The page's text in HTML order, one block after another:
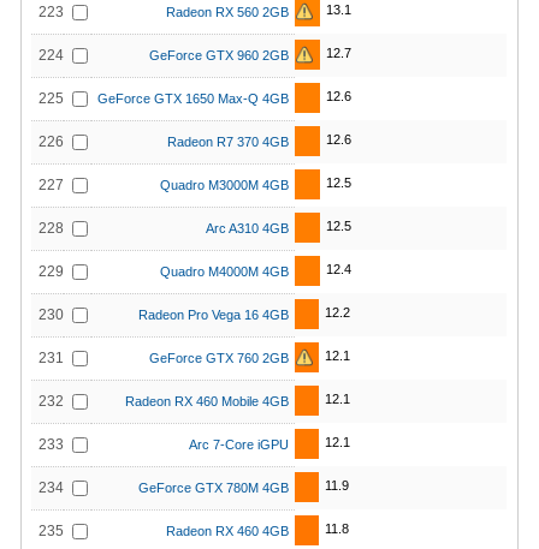
223 Radeon RX 560 2GB 13.1
224 GeForce GTX 960 2GB 12.7
225 GeForce GTX 1650 Max-Q 4GB 12.6
226 Radeon R7 370 4GB 12.6
227 Quadro M3000M 4GB 12.5
228 Arc A310 4GB 12.5
229 Quadro M4000M 4GB 12.4
230 Radeon Pro Vega 16 4GB 12.2
231 GeForce GTX 760 2GB 12.1
232 Radeon RX 460 Mobile 4GB 12.1
233 Arc 7-Core iGPU 12.1
234 GeForce GTX 780M 4GB 11.9
235 Radeon RX 460 4GB 11.8